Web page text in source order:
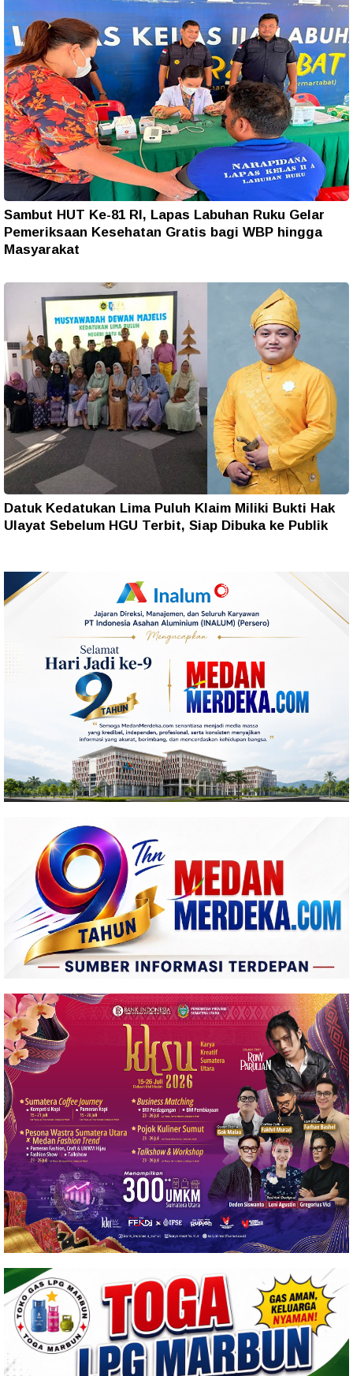
Sambut HUT Ke-81 RI, Lapas Labuhan Ruku Gelar
Pemeriksaan Kesehatan Gratis bagi WBP hingga
Masyarakat
Datuk Kedatukan Lima Puluh Klaim Miliki Bukti Hak
Ulayat Sebelum HGU Terbit, Siap Dibuka ke Publik